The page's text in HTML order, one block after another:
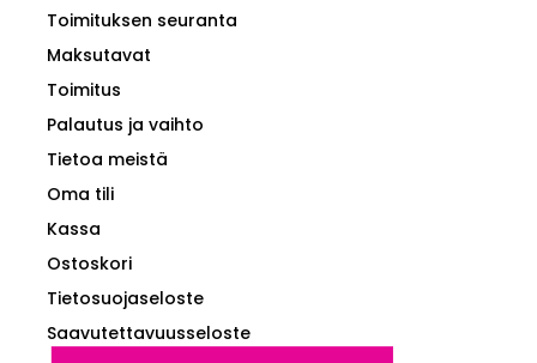
Toimituksen seuranta
Maksutavat
Toimitus
Palautus ja vaihto
Tietoa meistä
Oma tili
Kassa
Ostoskori
Tietosuojaseloste
Saavutettavuusseloste